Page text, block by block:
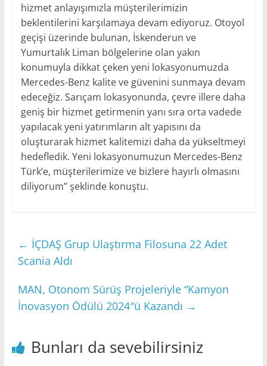
hizmet anlayışımızla müşterilerimizin
beklentilerini karşılamaya devam ediyoruz. Otoyol
geçişi üzerinde bulunan, İskenderun ve
Yumurtalık Liman bölgelerine olan yakın
konumuyla dikkat çeken yeni lokasyonumuzda
Mercedes-Benz kalite ve güvenini sunmaya devam
edeceğiz. Sarıçam lokasyonunda, çevre illere daha
geniş bir hizmet getirmenin yanı sıra orta vadede
yapılacak yeni yatırımların alt yapısını da
oluşturarak hizmet kalitemizi daha da yükseltmeyi
hedefledik. Yeni lokasyonumuzun Mercedes-Benz
Türk’e, müşterilerimize ve bizlere hayırlı olmasını
diliyorum” şeklinde konuştu.
← İÇDAŞ Grup Ulaştırma Filosuna 22 Adet
Scania Aldı
MAN, Otonom Sürüş Projeleriyle “Kamyon
İnovasyon Ödülü 2024″ü Kazandı →
Bunları da sevebilirsiniz